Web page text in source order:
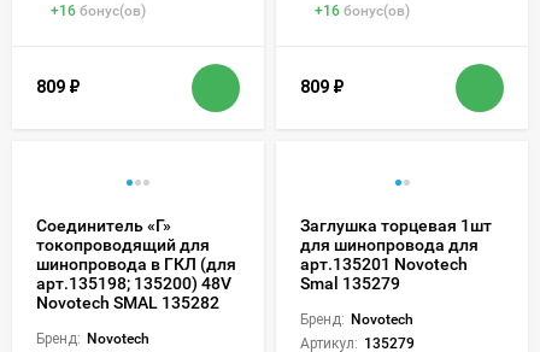
+16 бонус(ов)
809 ₽
+16 бонус(ов)
809 ₽
Соединитель «Г»
токопроводящий для
шинопровода в ГКЛ (для
арт.135198; 135200) 48V
Novotech SMAL 135282
Бренд: Novotech
Заглушка торцевая 1шт
для шинопровода для
арт.135201 Novotech
Smal 135279
Бренд: Novotech
Артикул: 135279